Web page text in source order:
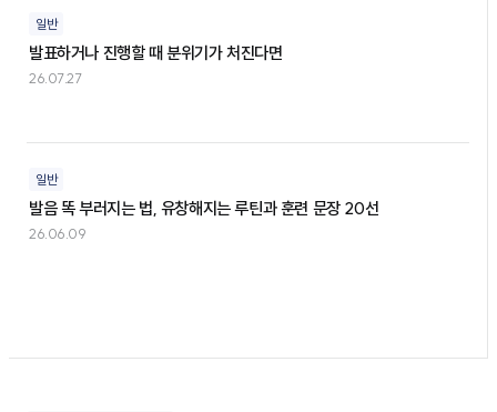
일반
발표하거나 진행할 때 분위기가 처진다면
26.07.27
일반
발음 똑 부러지는 법, 유창해지는 루틴과 훈련 문장 20선
26.06.09